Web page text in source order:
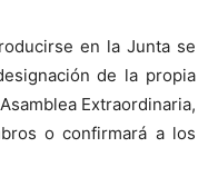
en la Junta se
de la propia
Extraordinaria,
o confirmará a los